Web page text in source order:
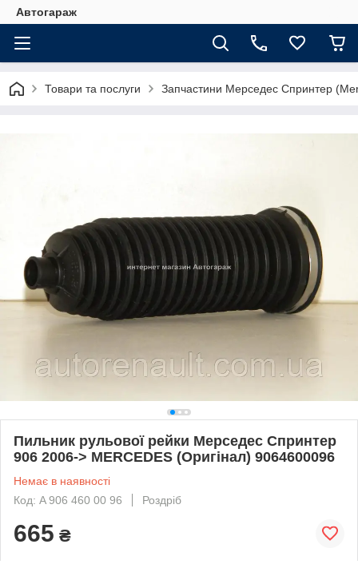
Автогараж
Товари та послуги Запчастини Мерседес Спринтер
Пильник рульової рейки Мерседес Спринтер
906 2006-> MERCEDES (Оригінал) 9064600096
Немає в наявності
Код: A 906 460 00 96
Роздріб
665 ₴